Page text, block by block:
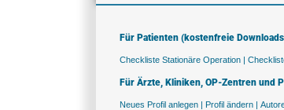
Für Patienten (kostenfreie
Checkliste Stationäre Operation |
Für Ärzte, Kliniken, OP-Zentren und
Neues Profil anlegen | Profil ändern |